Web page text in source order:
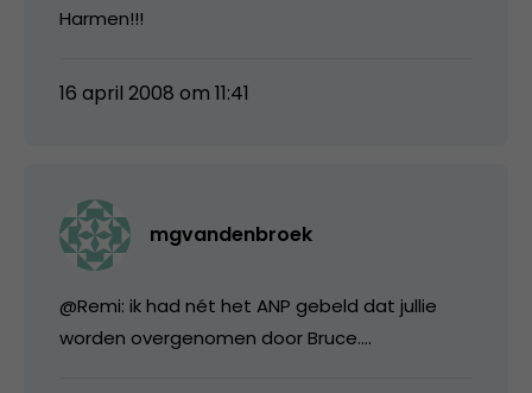
Harmen!!!
16 april 2008 om 11:41
mgvandenbroek
@Remi: ik had nét het ANP gebeld dat jullie
worden overgenomen door Bruce….